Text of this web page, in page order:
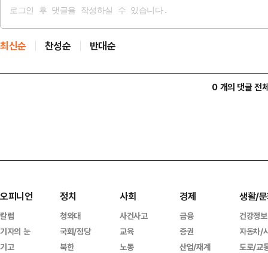
최신순 찬성순 반대순
0 개의 댓글 전
오피니언
칼럼
기자의 눈
기고
정치
청와대
국회/정당
북한
사회
사건사고
교육
노동
경제
금융
증권
산업/재계
생활/
건강정보
자동차/
도로/교